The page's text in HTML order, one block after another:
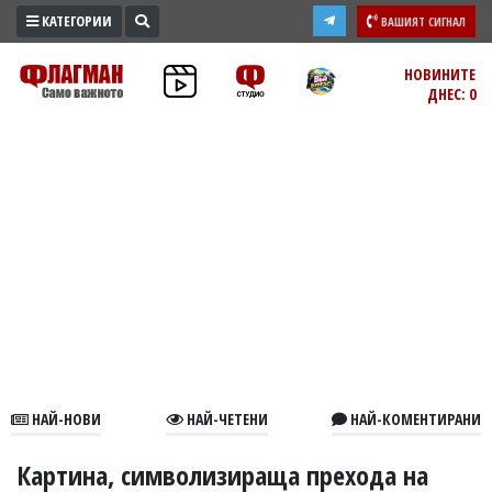
ПРОМО
ЗОНА
В
КАТЕГОРИИ ВАШИЯТ СИГНАЛ
НОВИНИТЕ
ДНЕС: 0
НАЙ-НОВИ НАЙ-ЧЕТЕНИ НАЙ-КОМЕНТИРАНИ
Картина, символизираща прехода на